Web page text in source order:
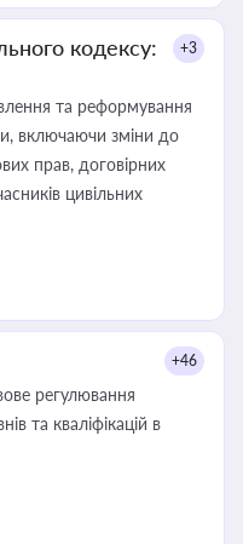
кодексу:
+3
та реформування
включаючи зміни до
прав, договірних
цивільних
+46
регулювання
та кваліфікацій в